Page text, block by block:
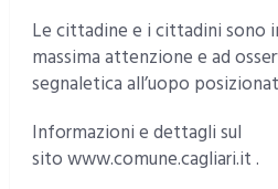
Le cittadine e i cittadini sono
massima attenzione e ad
segnaletica all’uopo
Informazioni e dettagli sul
sito www.comune.cagliari.it .